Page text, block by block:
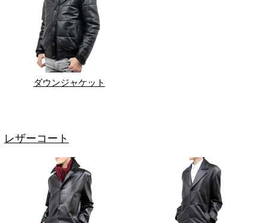
ダウンジャケット
レザーコート